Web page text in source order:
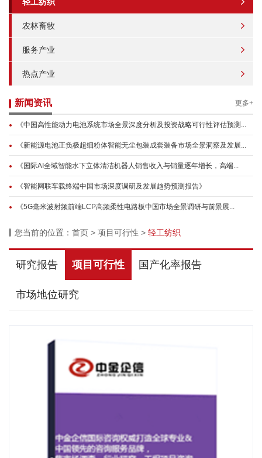
农林畜牧
服务产业
热点产业
新闻资讯 更多+
《中国高性能动力电池系统市场全景深度分析及投资战略可行性评估预测...
《新能源电池正负极超细粉体智能无尘包装成套装备市场全景洞察及发展...
《国际AI全域智能水下立体清洁机器人销售收入与销量逐年增长，高端...
《智能网联车载终端中国市场深度调研及发展趋势预测报告》
《5G毫米波射频前端LCP高频柔性电路板中国市场全景调研与前景展...
您当前的位置： 首页 > 项目可行性 > 轻工纺织
研究报告 项目可行性 国产化率报告
市场地位研究